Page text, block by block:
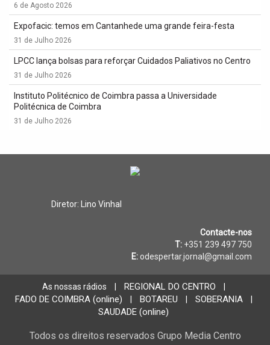
6 de Agosto 2026
Expofacic: temos em Cantanhede uma grande feira-festa
31 de Julho 2026
LPCC lança bolsas para reforçar Cuidados Paliativos no Centro
31 de Julho 2026
Instituto Politécnico de Coimbra passa a Universidade
Politécnica de Coimbra
31 de Julho 2026
Diretor: Lino Vinhal
Contacte-nos
T: +351 239 497 750
E: odespertar.jornal@gmail.com
As nossas rádios REGIONAL DO CENTRO
FADO DE COIMBRA (online) BOTAREU SOBERANIA
SAUDADE (online)
Todos os direitos reservados Grupo Media Centro